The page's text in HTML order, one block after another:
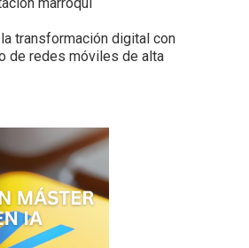
transformación digital con
de redes móviles de alta